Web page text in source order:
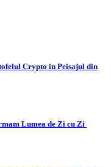
Crypto in Peisajul din
Lumea de Zi cu Zi